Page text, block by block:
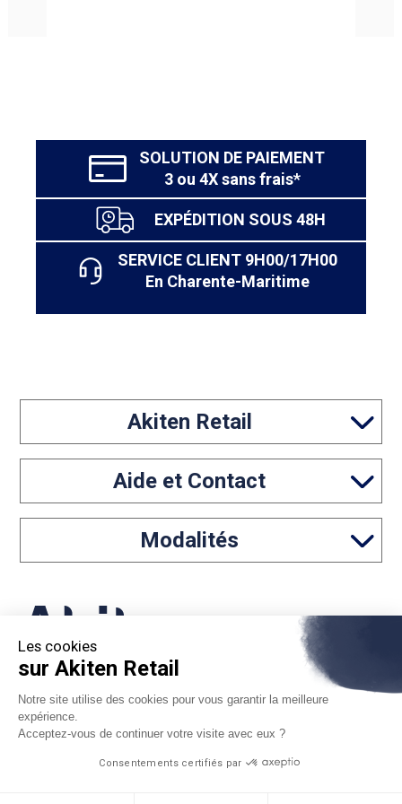
Les cookies
sur Akiten Retail
Notre site utilise des cookies pour vous garantir la meilleure
expérience.
Acceptez-vous de continuer votre visite avec eux ?
Consentements certifiés par
SOLUTION DE PAIEMENT
3 ou 4X sans frais*
EXPÉDITION SOUS 48H
SERVICE CLIENT 9H00/17H00
En Charente-Maritime
Akiten Retail
Aide et Contact
Modalités
contact@akiten-retail.com